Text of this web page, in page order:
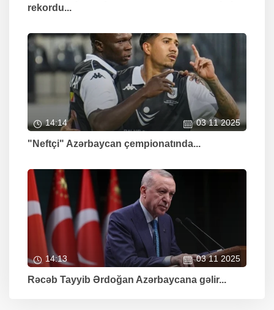
rekordu...
14:14 03 11 2025
"Neftçi" Azərbaycan çempionatında...
14:13 03 11 2025
Rəcəb Tayyib Ərdoğan Azərbaycana gəlir...